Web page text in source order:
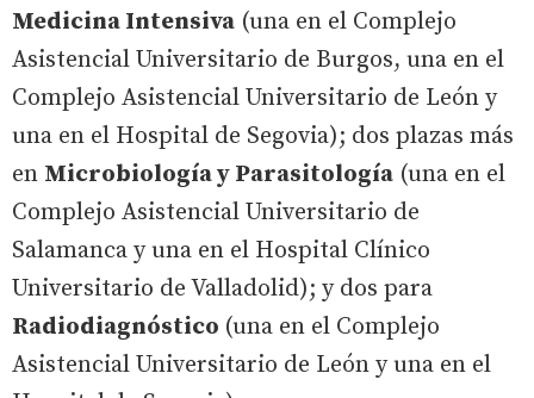
Medicina Intensiva (una en el Complejo
Asistencial Universitario de Burgos, una en el
Complejo Asistencial Universitario de León y
una en el Hospital de Segovia); dos plazas más
en Microbiología y Parasitología (una en el
Complejo Asistencial Universitario de
Salamanca y una en el Hospital Clínico
Universitario de Valladolid); y dos para
Radiodiagnóstico (una en el Complejo
Asistencial Universitario de León y una en el